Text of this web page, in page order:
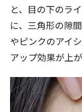
と、目の下のラ
に、三角形の隙
やピンクのアイ
アップ効果が上